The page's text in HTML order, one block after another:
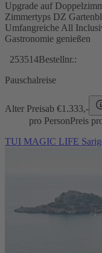
Upgrade auf
Zimmertyps DZ
Umfangreiche All
Gastronomie genießen
253514Bestellnr.:
Pauschalreise
Alter Preisab €1.333,-
pro PersonPreis
TUI MAGIC LIFE